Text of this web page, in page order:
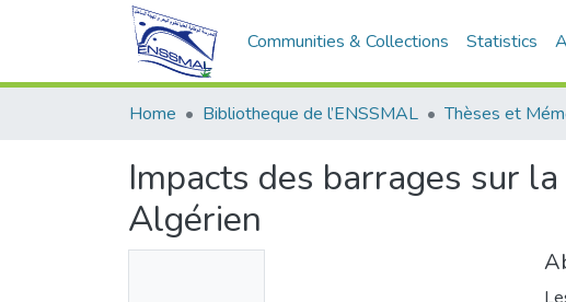
Communities & Collections Statistics
Home Bibliotheque de l’ENSSMAL Thèses et
Impacts des barrages sur
Algérien